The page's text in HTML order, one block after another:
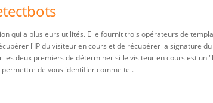
qui a plusieurs utilités. Elle fournit trois opérateurs de
l'IP du visiteur en cours et de récupérer la signature
deux premiers de déterminer si le visiteur en cours est
de vous identifier comme tel.